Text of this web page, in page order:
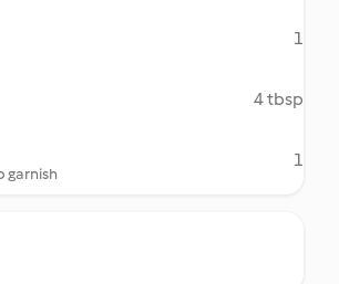
1
4 tbsp
garnish
1